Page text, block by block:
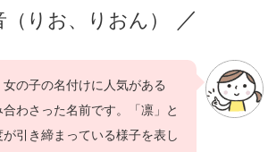
（りお、りおん）
女の子の名付けに人気がある
合わさった名前です。「凛」と
引き締まっている様子を表し